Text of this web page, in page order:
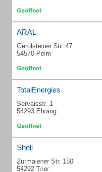
ARAL
Gerolsteiner Str. 47
54570 Pelm
TotalEnergies
Servaisstr. 1
54293 Ehrang
Shell
Zurmaiener Str. 150
54292 Trier